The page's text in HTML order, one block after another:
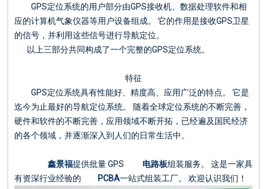
GPS定位系统的用户部分由GPS接收机、数据处理软件和相
应的计算机气象仪器等用户设备组成。 它的作用是接收GPS卫星
的信号，并利用这些信号进行导航定位。
以上三部分共同构成了一个完整的GPS定位系统。
特征
GPS定位系统具有性能好、精度高、应用广泛的特点。 它是
迄今为止最好的导航定位系统。 随着全球定位系统的不断完善，
硬件和软件的不断完善，应用领域不断开拓，已经遍及国民经济
的各个领域，并逐渐深入到人们的日常生活中。
鑫景福提供批量 GPS 电路板组装服务。 这是一家具
有资深行业经验的
PCBA一站式组装工厂。 欢迎认识我们！